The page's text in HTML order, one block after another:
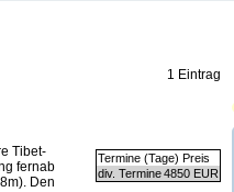
1 Eintrag
Termine (Tage) Preis
div. Termine4850 EUR
Tibet-
fernab
Den